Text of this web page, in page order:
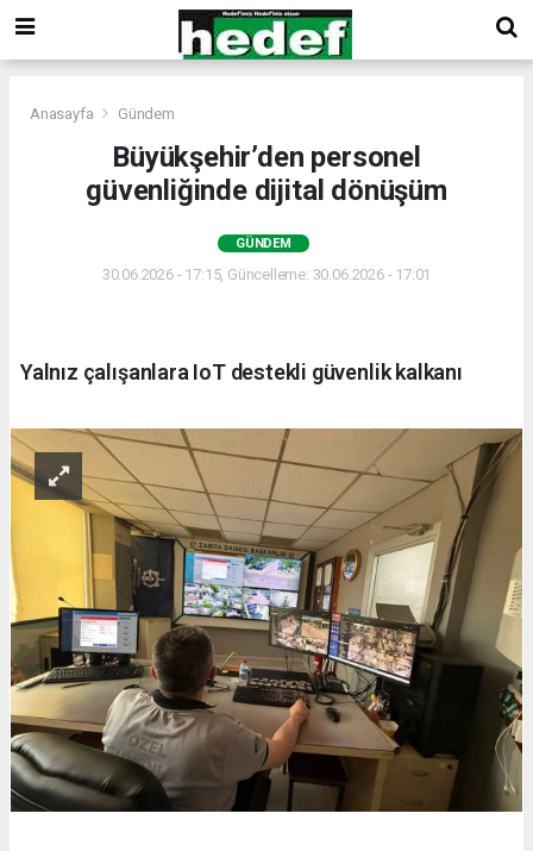
Anasayfa Gündem
Büyükşehir’den personel
güvenliğinde dijital dönüşüm
GÜNDEM
30.06.2026 - 17:15, Güncelleme: 30.06.2026 - 17:01
Yalnız çalışanlara IoT destekli güvenlik kalkanı